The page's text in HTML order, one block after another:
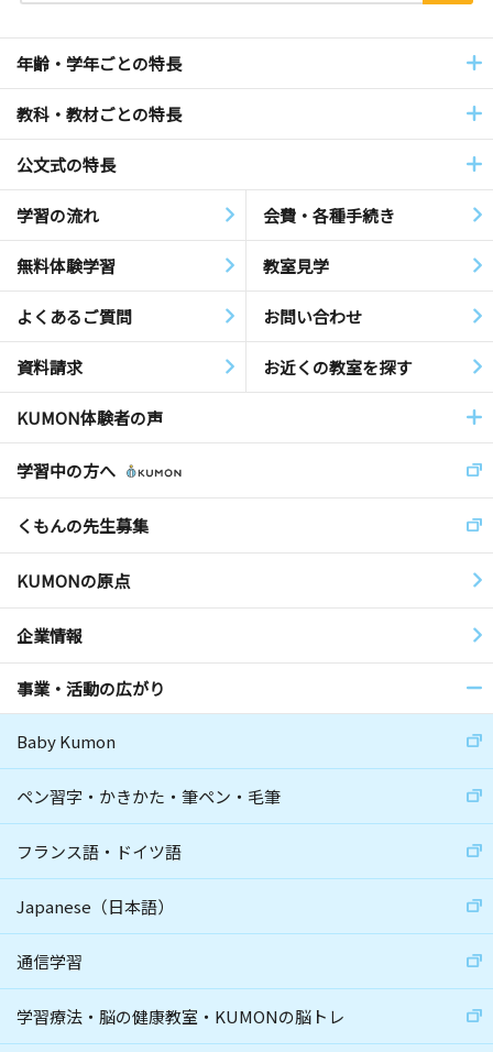
年齢・学年ごとの特長
教科・教材ごとの特長
公文式の特長
学習の流れ 会費・各種手続き
無料体験学習 教室見学
よくあるご質問 お問い合わせ
資料請求 お近くの教室を探す
KUMON体験者の声
学習中の方へ
くもんの先生募集
KUMONの原点
企業情報
事業・活動の広がり
Baby Kumon
ペン習字・かきかた・筆ペン・毛筆
フランス語・ドイツ語
Japanese（日本語）
通信学習
学習療法・脳の健康教室・KUMONの脳トレ